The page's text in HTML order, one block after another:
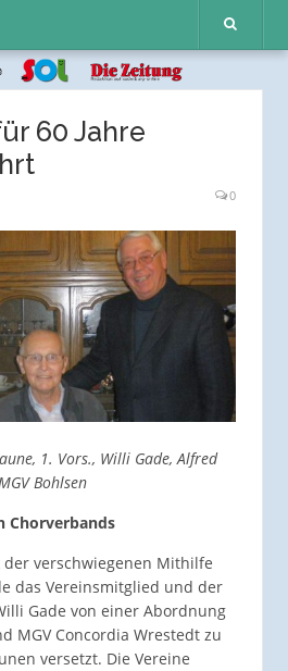
60 Jahre
0
1. Vors., Willi Gade, Alfred
Bohlsen
Chorverbands
verschwiegenen Mithilfe
das Vereinsmitglied und der
Gade von einer Abordnung
MGV Concordia Wrestedt zu
versetzt. Die Vereine